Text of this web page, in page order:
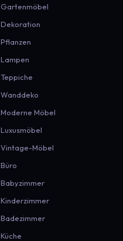
Gartenmöbel
Dekoration
Pflanzen
Lampen
Teppiche
Wanddeko
Moderne Möbel
Luxusmöbel
Vintage-Möbel
Büro
Babyzimmer
Kinderzimmer
Badezimmer
Küche